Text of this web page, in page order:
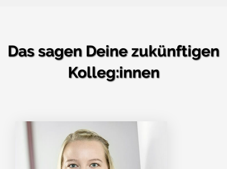
Das sagen Deine zukünftigen
Kolleg:innen